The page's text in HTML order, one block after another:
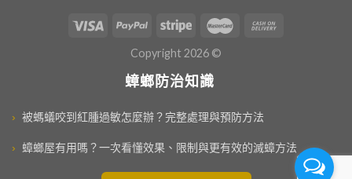
Copyright 2026 ©
蟑螂防治知識
› 被螞蟻咬到紅腫過敏怎麼辦？完整處理與預防方法
› 蟑螂屋有用嗎？一次看懂效果、限制與更有效的滅蟑方法